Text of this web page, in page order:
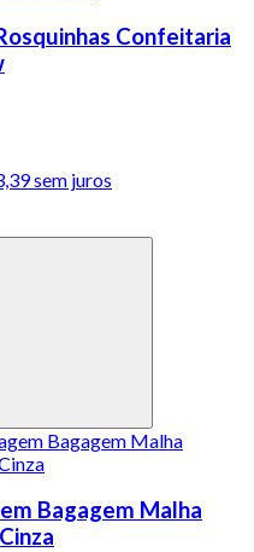
Confeitaria
sem juros
Bagagem Malha